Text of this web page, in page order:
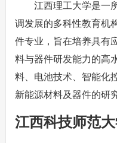
江西理工大学是一
调发展的多科性教育机
件专业，旨在培养具有
料与器件研发能力的高
料、电池技术、智能化
新能源材料及器件的研
江西科技师范